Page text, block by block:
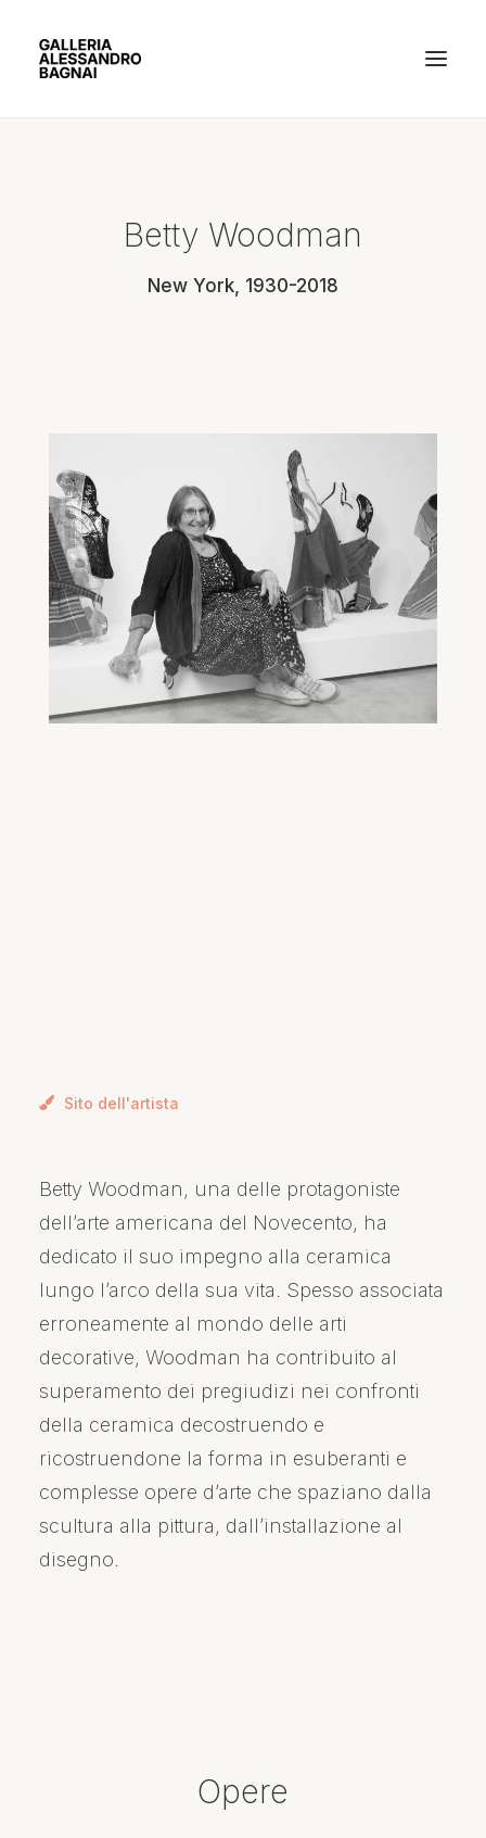
MOSTRE
GALLERIA
Betty Woodman
New York, 1930-2018
Sito dell'artista
Betty Woodman, una delle protagoniste
dell’arte americana del Novecento, ha
dedicato il suo impegno alla ceramica
lungo l’arco della sua vita. Spesso associata
erroneamente al mondo delle arti
decorative, Woodman ha contribuito al
superamento dei pregiudizi nei confronti
della ceramica decostruendo e
ricostruendone la forma in esuberanti e
complesse opere d’arte che spaziano dalla
scultura alla pittura, dall’installazione al
disegno.
Opere